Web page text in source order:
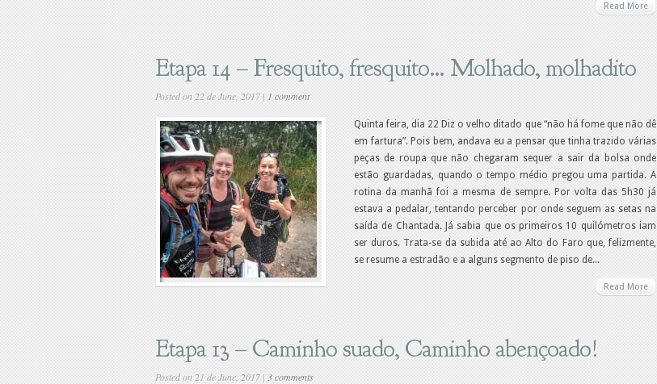
Read More
Etapa 14 – Fresquito, fresquito… Molhado, molhadito
Posted on 22 de June, 2017 | 1 comment
Quinta feira, dia 22 Diz o velho ditado que “não há fome que não dê
em fartura”. Pois bem, andava eu a pensar que tinha trazido várias
peças de roupa que não chegaram sequer a sair da bolsa onde
estão guardadas, quando o tempo médio pregou uma partida. A
rotina da manhã foi a mesma de sempre. Por volta das 5h30 já
estava a pedalar, tentando perceber por onde seguem as setas na
saída de Chantada. Já sabia que os primeiros 10 quilómetros iam
ser duros. Trata-se da subida até ao Alto do Faro que, felizmente,
se resume a estradão e a alguns segmento de piso de...
Read More
Etapa 13 – Caminho suado, Caminho abençoado!
Posted on 21 de June, 2017 | 3 comments